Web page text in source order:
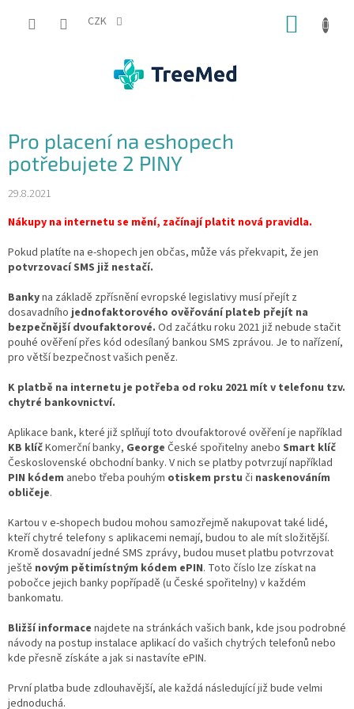
CZK
Pro placení na eshopech
potřebujete 2 PINY
29.8.2021
Nákupy na internetu se mění, začínají platit nová pravidla.
Pokud platíte na e-shopech jen občas, může vás překvapit, že jen
potvrzovací SMS již nestačí.
Bankyna základě zpřísnění evropské legislativy musí přejít z
dosavadního jednofaktorového ověřování plateb přejít na
bezpečnější dvoufaktorové. Od začátku roku 2021 již nebude stačit
pouhé ověření přes kód odesílaný bankou SMS zprávou. Je to nařízení,
pro větší bezpečnost vašich peněz.
K platbě na internetu je potřeba od roku 2021 mít v telefonu tzv.
chytré bankovnictví.
Aplikace bank, které již splňují toto dvoufaktorové ověření je například
KB klíčKomerční banky, George České spořitelny anebo Smart klíč
Československé obchodní banky. V nich se platby potvrzují například
PIN kódem anebo třeba pouhým otiskem prstu či naskenováním
obličeje.
Kartou v e-shopech budou mohou samozřejmě nakupovat také lidé,
kteří chytré telefony s aplikacemi nemají, budou to ale mít složitější.
Kromě dosavadní jedné SMS zprávy, budou muset platbu potvrzovat
ještě novým pětimístným kódem ePIN. Toto číslo lze získat na
pobočce jejich banky popřípadě (u České spořitelny) v každém
bankomatu.
Bližší informace najdete na stránkách vašich bank, kde jsou podrobné
návody na postup instalace aplikací do vašich chytrých telefonů nebo
kde přesně získáte a jak si nastavíte ePIN.
První platba bude zdlouhavější, ale každá následující již bude velmi
jednoduchá.